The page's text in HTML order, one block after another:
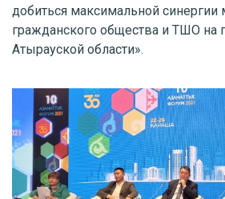
добиться максимальной
гражданского общества и ТШО на
Атырауской области».